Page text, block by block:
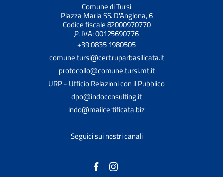
Comune di Tursi
Piazza Maria SS. D'Anglona, 6
Codice fiscale 82000970770
P. IVA:00125690776
+39 0835 1980505
comune.tursi@cert.ruparbasilicata.it
protocollo@comune.tursi.mt.it
URP - Ufficio Relazioni con il Pubblico
dpo@indoconsulting.it
indo@mailcertificata.biz
Seguici sui nostri canali